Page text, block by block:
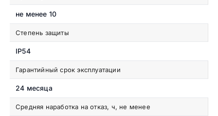
не менее 10
Степень защиты
IP54
Гарантийный срок эксплуатации
24 месяца
Средняя наработка на отказ, ч, не менее